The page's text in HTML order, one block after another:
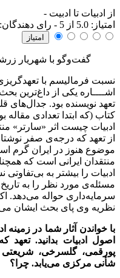
از ادبیات تا ادبیت -
امتياز: 5.0 از 5 - رای دهندگان:
گفت‌وگو با شهریار
نسبت فرمالیسم با
اشــــاره یکی از داغ‌ترین
تعهد نویسنده بود. جدال‌های
کتاب (که ابتدا تعدادی مقاله
ادبیات چیست اثر «سارتر»
از تعهد که درجه‌ی صفر
موضوع هنوز در ایران گرم
منتقدان ایرانی است که
ادبیات را بیشتر به
مسئله‌ی مورد نظر را به
سرمایه‌داری حواله می‌دهد.
نظریه وی پای بحث ایشان
با خواندن آثار شما در زمینه
اصول ادبیات بدانید. تعهد
پورقمی، گلسرخی، شریعتی
شأنی مرکزی مییابد. چرا؟